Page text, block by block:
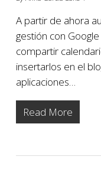
A partir de ahora
gestión con
compartir
insertarlos en el
aplicaciones…
Read More